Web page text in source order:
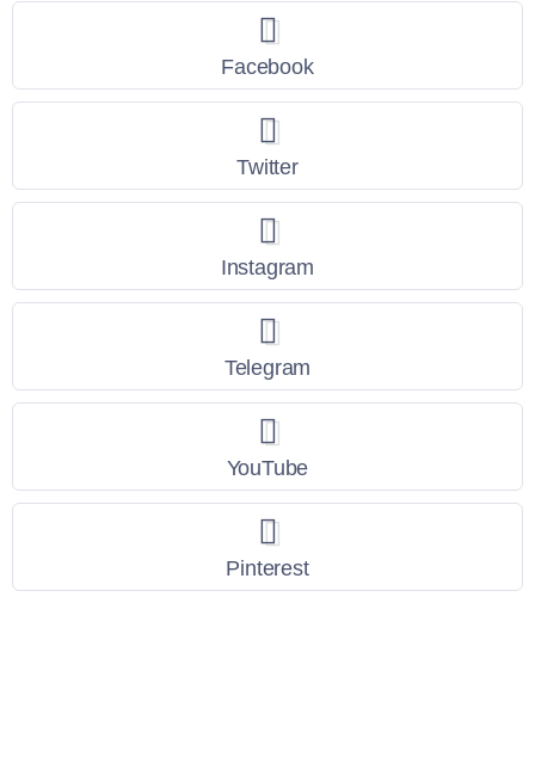
Facebook
Twitter
Instagram
Telegram
YouTube
Pinterest